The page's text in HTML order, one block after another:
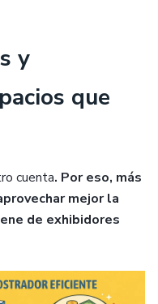
y
que
cuenta. Por eso, más
mejor la
de exhibidores